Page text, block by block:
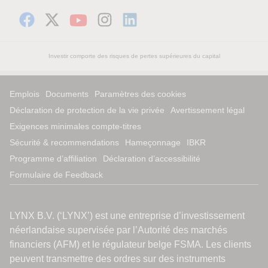
Investir comporte des risques de pertes supérieures du capital
Emplois Documents
Paramètres des cookies
Déclaration de protection de la vie privée
Avertissement légal
Exigences minimales compte-titres
Sécurité & recommendations
Hameçonnage
IBKR
Programme d’affiliation
Déclaration d’accessibilité
Formulaire de Feedback